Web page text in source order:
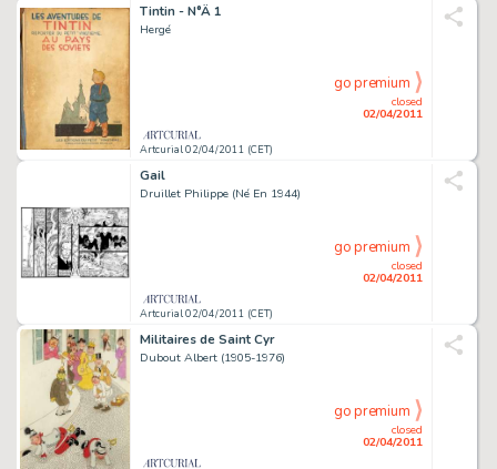
Tintin - N°Â 1
Hergé
Artcurial 02/04/2011 (CET)
closed
02/04/2011
go premium
Gail
Druillet Philippe (Né En 1944)
Artcurial 02/04/2011 (CET)
closed
02/04/2011
go premium
Militaires de Saint Cyr
Dubout Albert (1905-1976)
closed
02/04/2011
go premium